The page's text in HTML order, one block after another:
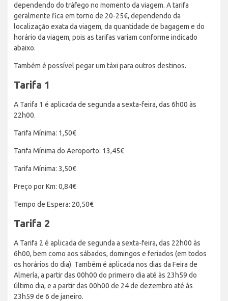
dependendo do tráfego no momento da viagem. A tarifa
geralmente fica em torno de 20-25€, dependendo da
localização exata da viagem, da quantidade de bagagem e do
horário da viagem, pois as tarifas variam conforme indicado
abaixo.
Também é possível pegar um táxi para outros destinos.
Tarifa 1
A Tarifa 1 é aplicada de segunda a sexta-feira, das 6h00 às
22h00.
Tarifa Mínima: 1,50€
Tarifa Mínima do Aeroporto: 13,45€
Tarifa Mínima: 3,50€
Preço por Km: 0,84€
Tempo de Espera: 20,50€
Tarifa 2
A Tarifa 2 é aplicada de segunda a sexta-feira, das 22h00 às
6h00, bem como aos sábados, domingos e feriados (em todos
os horários do dia). Também é aplicada nos dias da Feira de
Almería, a partir das 00h00 do primeiro dia até às 23h59 do
último dia, e a partir das 00h00 de 24 de dezembro até às
23h59 de 6 de janeiro.